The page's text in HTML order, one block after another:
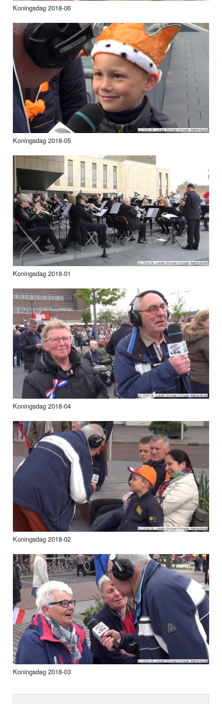
Koningsdag 2018-06
Koningsdag 2018-05
Koningsdag 2018-01
Koningsdag 2018-04
Koningsdag 2018-02
Koningsdag 2018-03